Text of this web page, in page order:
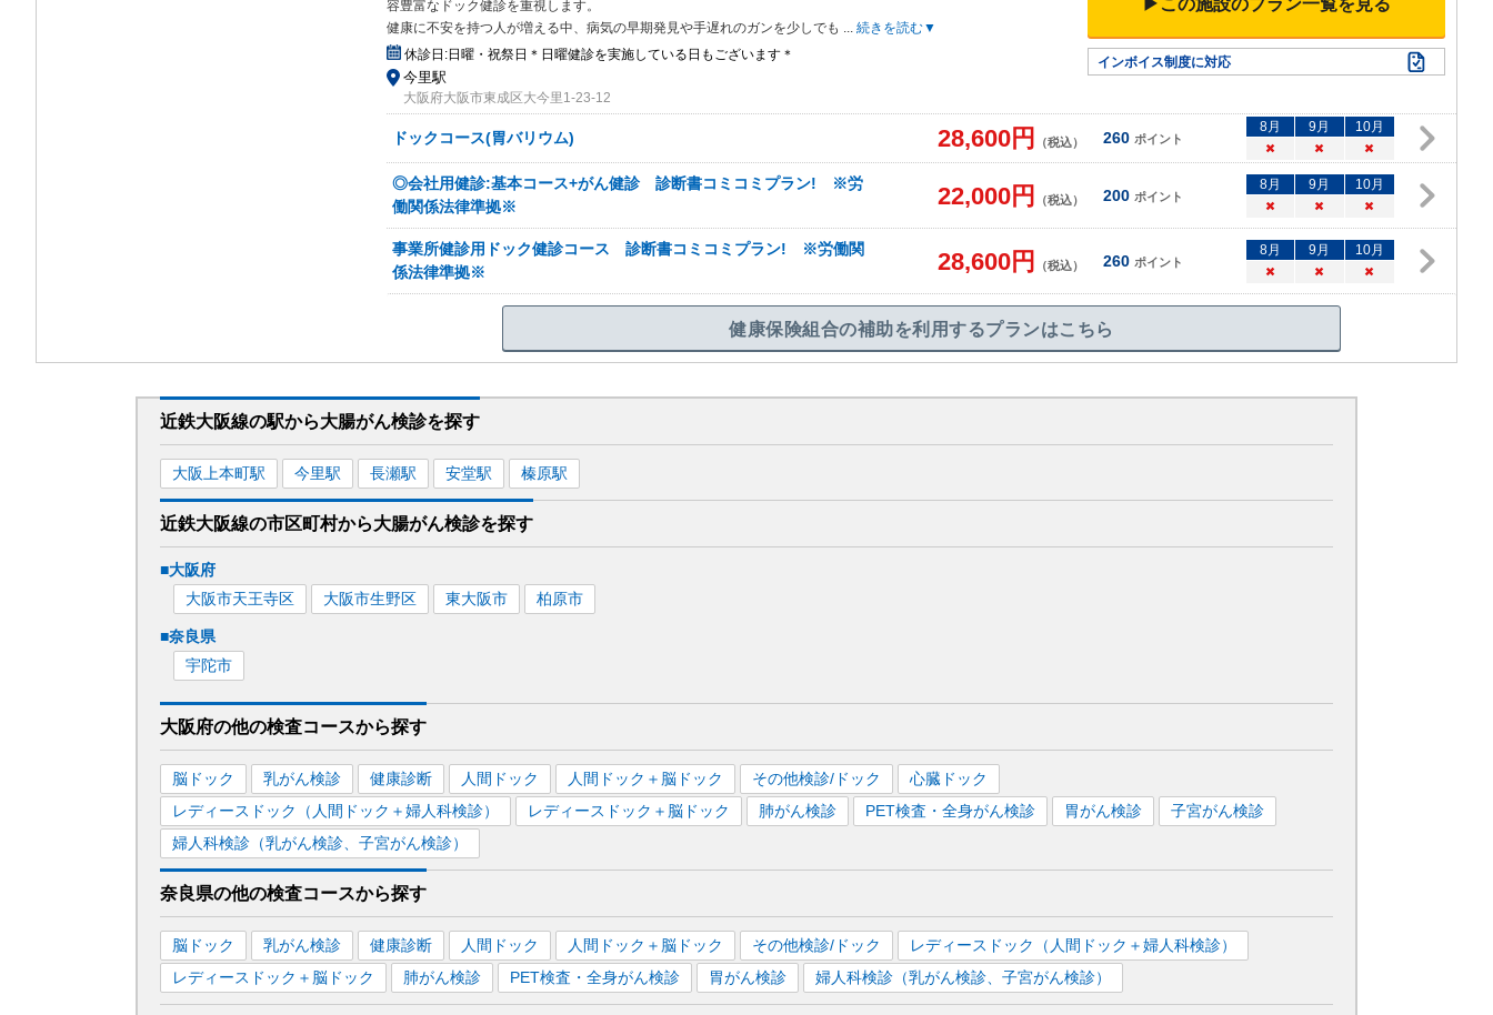
容豊富なドック健診を重視します。
健康に不安を持つ人が増える中、病気の早期発見や手遅れのガンを少しでも ... 続きを読む▼
休診日:日曜・祝祭日＊日曜健診を実施している日もございます＊
今里駅
大阪府大阪市東成区大今里1-23-12
▶この施設のプラン一覧を見る
インボイス制度に対応
ドックコース(胃バリウム) 28,600円 （税込） 260 ポイント
8月 9月 10月
×
× ×
◎会社用健診:基本コース+がん健診 診断書コミコミプラン! ※労
働関係法律準拠※
22,000円 （税込） 200 ポイント
8月 9月 10月
×
× ×
事業所健診用ドック健診コース 診断書コミコミプラン! ※労働関
係法律準拠※
28,600円 （税込） 260 ポイント
8月 9月 10月
×
× ×
健康保険組合の補助を利用するプランはこちら
近鉄大阪線の駅から大腸がん検診を探す
大阪上本町駅 今里駅 長瀬駅 安堂駅 榛原駅
近鉄大阪線の市区町村から大腸がん検診を探す
■大阪府
大阪市天王寺区
大阪市生野区 東大阪市 柏原市
■奈良県
宇陀市
大阪府の他の検査コースから探す
脳ドック 乳がん検診 健康診断 人間ドック 人間ドック＋脳ドック その他検診/ドック
心臓ドック
レディースドック（人間ドック＋婦人科検診）
レディースドック＋脳ドック 肺がん検診 PET検査・全身がん検診 胃がん検診
子宮がん検診
婦人科検診（乳がん検診、子宮がん検診）
奈良県の他の検査コースから探す
脳ドック 乳がん検診 健康診断 人間ドック 人間ドック＋脳ドック その他検診/ドック
レディースドック（人間ドック＋婦人科検診）
レディースドック＋脳ドック
肺がん検診 PET検査・全身がん検診 胃がん検診 婦人科検診（乳がん検診、子宮がん検診）